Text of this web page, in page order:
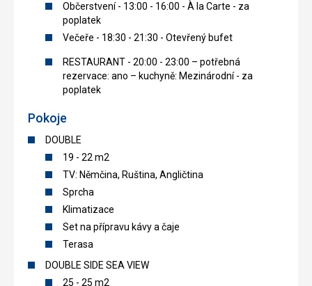
Občerstvení - 13:00 - 16:00 - À la Carte - za
poplatek
Večeře - 18:30 - 21:30 - Otevřený bufet
RESTAURANT - 20:00 - 23:00 – potřebná
rezervace: ano – kuchyně: Mezinárodní - za
poplatek
Pokoje
DOUBLE
19 - 22 m2
TV: Němčina, Ruština, Angličtina
Sprcha
Klimatizace
Set na přípravu kávy a čaje
Terasa
DOUBLE SIDE SEA VIEW
25 - 25 m2